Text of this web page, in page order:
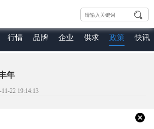
行情 品牌 企业 供求 政策 快讯
年
22 19:14:13